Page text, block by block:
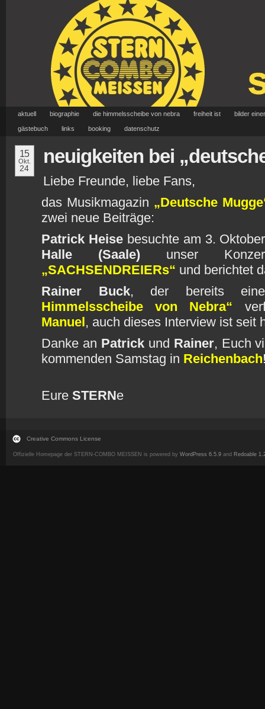
aktuell biographie die himmelsscheibe von nebra freiheit ist bilder
gästebuch links booking datenschutz
15
Okt.
24
neuigkeiten bei
Liebe Freunde, liebe Fans,
das Musikmagazin „Deutsche
zwei neue Beiträge:
Patrick Heisebesuchte am 3.
Halle (Saale)unser
„SACHSENDREIERs“ und berichtet
Rainer Buck, der bereits
Himmelsscheibe von Nebra“
Manuel, auch dieses Interview ist seit
Danke an Patrickund Rainer, Euch
kommenden Samstag in Reichenbach
Eure STERNe
Creative Commons License
Offizielle Homepage der STERN-COMBO MEISSEN is powered by WordPress 6.5.9 and Redoable